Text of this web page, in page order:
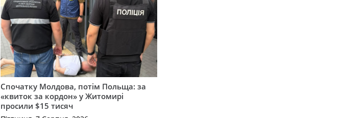
Спочатку Молдова, потім Польща: за
«квиток за кордон» у Житомирі
просили $15 тисяч